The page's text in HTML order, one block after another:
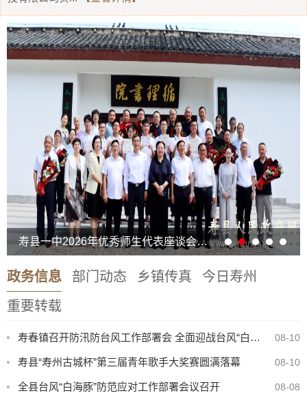
寿县一中2026年优秀师生代表座谈会召开
政务信息 部门动态 乡镇传真
今日寿州
重要转载
寿春镇召开防汛防台风工作部署会 全面迎战台风“白海豚” 08-10
寿县“寿州古城杯”第三届青年歌手大奖赛圆满落幕 08-10
全县台风“白海豚”防范应对工作部署会议召开 08-08